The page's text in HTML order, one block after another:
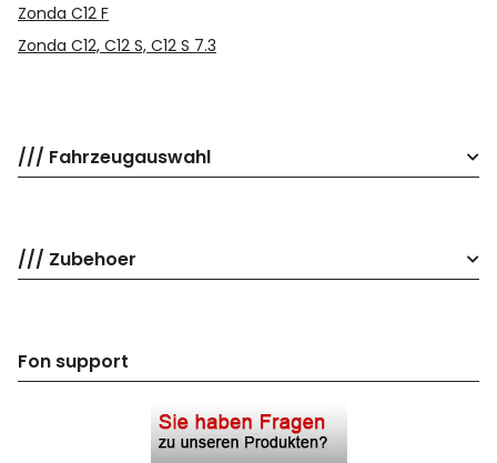
Zonda C12 F
Zonda C12, C12 S, C12 S 7.3
/// Fahrzeugauswahl
/// Zubehoer
Fon support